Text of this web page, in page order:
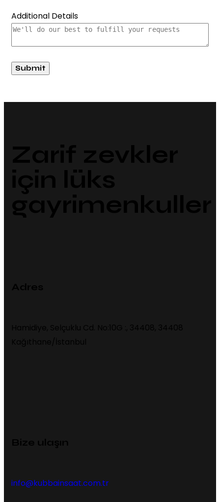
Additional Details
Submit
info@kubbainsaat.com.tr